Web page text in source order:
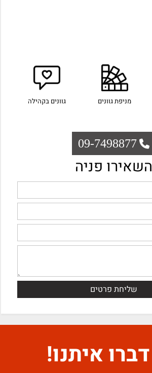
מניפת גוונים גוונים בקהילה
09-7498877
השאירו פניה
דברו איתנו!